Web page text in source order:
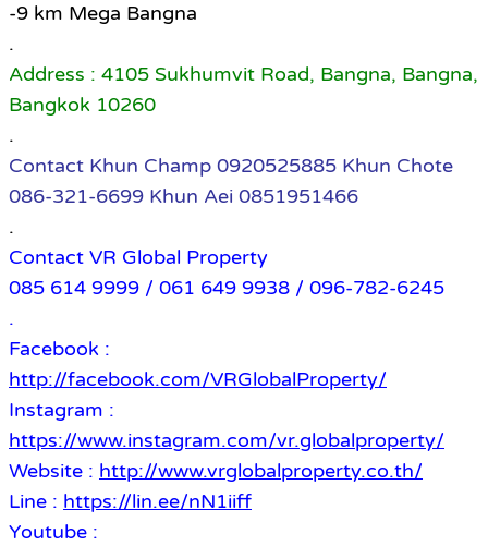
-9 km Mega Bangna
.
Address : 4105 Sukhumvit Road, Bangna, Bangna,
Bangkok 10260
.
Contact Khun Champ 0920525885 Khun Chote
086-321-6699 Khun Aei 0851951466
.
Contact VR Global Property
085 614 9999 / 061 649 9938 / 096-782-6245
.
Facebook :
http://facebook.com/VRGlobalProperty/
Instagram :
https://www.instagram.com/vr.globalproperty/
Website : http://www.vrglobalproperty.co.th/
Line : https://lin.ee/nN1iiff
Youtube :